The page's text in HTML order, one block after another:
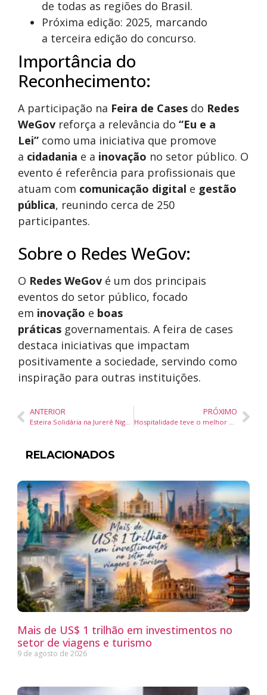
de todas as regiões do Brasil.
Próxima edição: 2025, marcando
a terceira edição do concurso.
Importância do
Reconhecimento:
A participação na Feira de Cases do Redes
WeGov reforça a relevância do “Eu e a
Lei” como uma iniciativa que promove
a cidadania e a inovação no setor público. O
evento é referência para profissionais que
atuam com comunicação digital e gestão
pública, reunindo cerca de 250
participantes.
Sobre o Redes WeGov:
O Redes WeGov é um dos principais
eventos do setor público, focado
em inovação e boas
práticas governamentais. A feira de cases
destaca iniciativas que impactam
positivamente a sociedade, servindo como
inspiração para outras instituições.
ANTERIOR
Esteira Solidária na Jurerê Night Run Arrecada Chocolates para Crianças em Florianópolis
PRÓXIMO
Hospitalidade teve o melhor desempenho na preferência do consumidor de luxo em 2024
RELACIONADOS
Mais de US$ 1 trilhão em investimentos no
setor de viagens e turismo
9 de agosto de 2026